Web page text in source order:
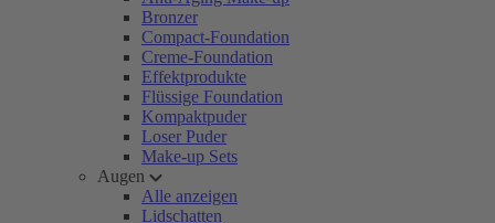
Bronzer
Compact-Foundation
Creme-Foundation
Effektprodukte
Flüssige Foundation
Kompaktpuder
Loser Puder
Make-up Sets
Augen
Alle anzeigen
Lidschatten